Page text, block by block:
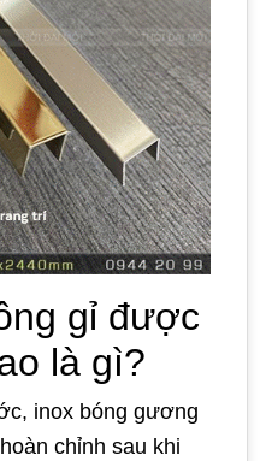
gỉ được
là gì?
inox bóng gương
chỉnh sau khi